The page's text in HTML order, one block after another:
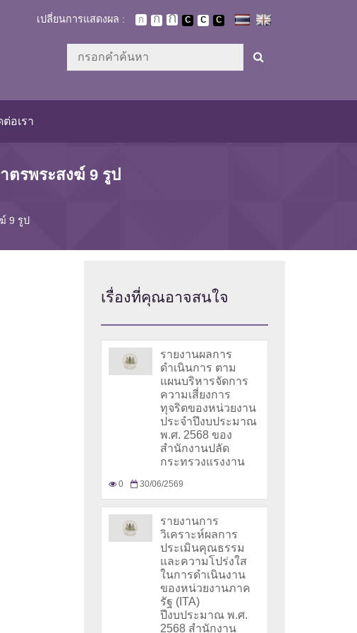
เปลี่ยนการแสดงผล :
ต่อเรา
รพระสงฆ์ 9 รูป
9 รูป
เรื่องที่คุณอาจสนใจ
รายงานผลการ
ดำเนินการ ตาม
แผนบริหารจัดการ
ความเสี่ยงการ
ทุจริตของหน่วยงาน
ประจำปึงบประมาณ
พ.ศ. 2568 ของ
สำนักงานปลัด
กระทรวงแรงงาน
0 30/06/2569
รายงานการ
วิเคราะห์ผลการ
ประเมินคุณธรรม
และความโปร่งใส
ในการดำเนินงาน
ของหน่วยงานภาค
รัฐ (ITA)
ปีงบประมาณ พ.ศ.
2568 สำนักงาน